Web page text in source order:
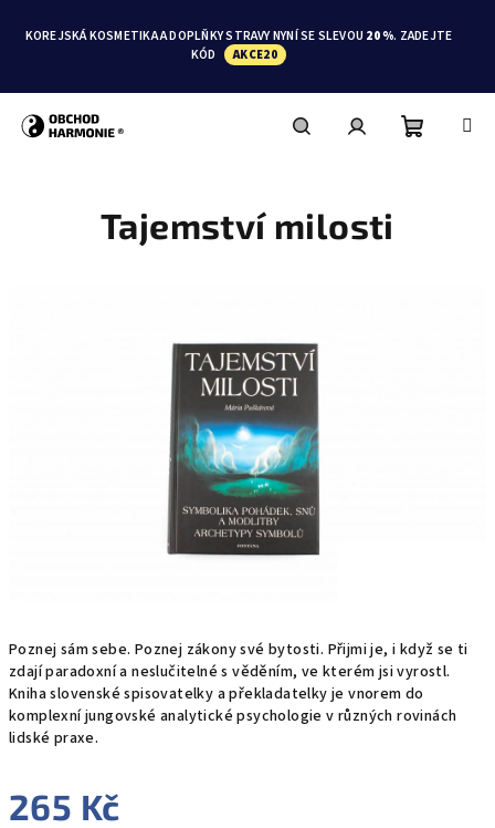
KOREJSKÁ KOSMETIKA A DOPLŇKY STRAVY NYNÍ SE SLEVOU 20 %. ZADEJTE
KÓD
AKCE20
Poznej sám sebe. Poznej zákony své bytosti. Přijmi je, i když se ti
zdají paradoxní a neslučitelné s věděním, ve kterém jsi vyrostl.
Kniha slovenské spisovatelky a překladatelky je vnorem do
komplexní jungovské analytické psychologie v různých rovinách
lidské praxe.
265 Kč
Tajemství milosti